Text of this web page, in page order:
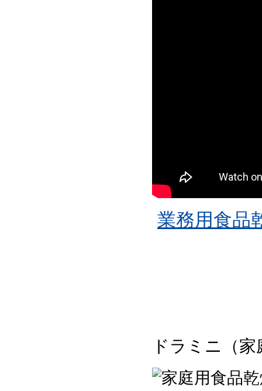
業務用食品
ドラミニ（